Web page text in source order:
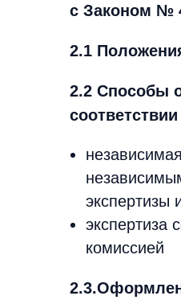
с Законом №
2.1
2.2 Способы
экспертизы
экспертиза
комиссией